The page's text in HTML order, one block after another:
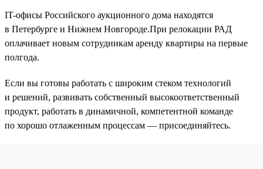
IT-офисы Российского аукционного дома находятся
в Петербурге и Нижнем Новгороде.При релокации РАД
оплачивает новым сотрудникам аренду квартиры на первые
полгода.
Если вы готовы работать с широким стеком технологий
и решений, развивать собственный высокоответственный
продукт, работать в динамичной, компетентной команде
по хорошо отлаженным процессам — присоединяйтесь.